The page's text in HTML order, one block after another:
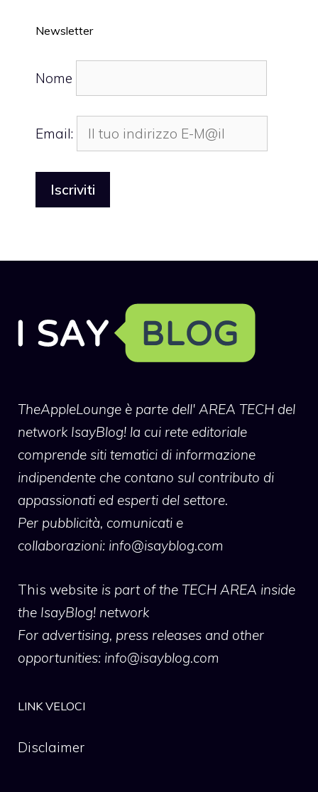
Newsletter
Nome
Email:
TheAppleLounge è parte dell' AREA TECH del
network IsayBlog! la cui rete editoriale
comprende siti tematici di informazione
indipendente che contano sul contributo di
appassionati ed esperti del settore.
Per pubblicità, comunicati e
collaborazioni: info@isayblog.com
This website is part of the TECH AREA inside
the IsayBlog! network
For advertising, press releases and other
opportunities: info@isayblog.com
LINK VELOCI
Disclaimer